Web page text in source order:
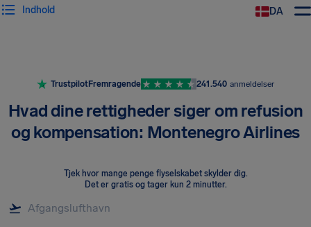
DA
Indhold
TrustpilotFremragende 241.540 anmeldelser
Hvad dine rettigheder siger om refusion
og kompensation: Montenegro Airlines
Tjek hvor mange penge flyselskabet skylder dig.
Det er gratis og tager kun 2 minutter.